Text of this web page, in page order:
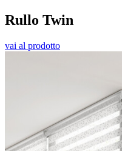
Rullo Twin
vai al prodotto